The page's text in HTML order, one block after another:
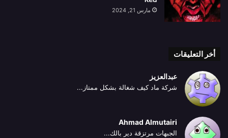
مارس 21, 2024
أخر التعليقات
عبدالعزيز
شركة ماد كيف شغالة بشكل ممتاز...
Ahmad Almutairi
الجبهات مرتزقة دير بالك...